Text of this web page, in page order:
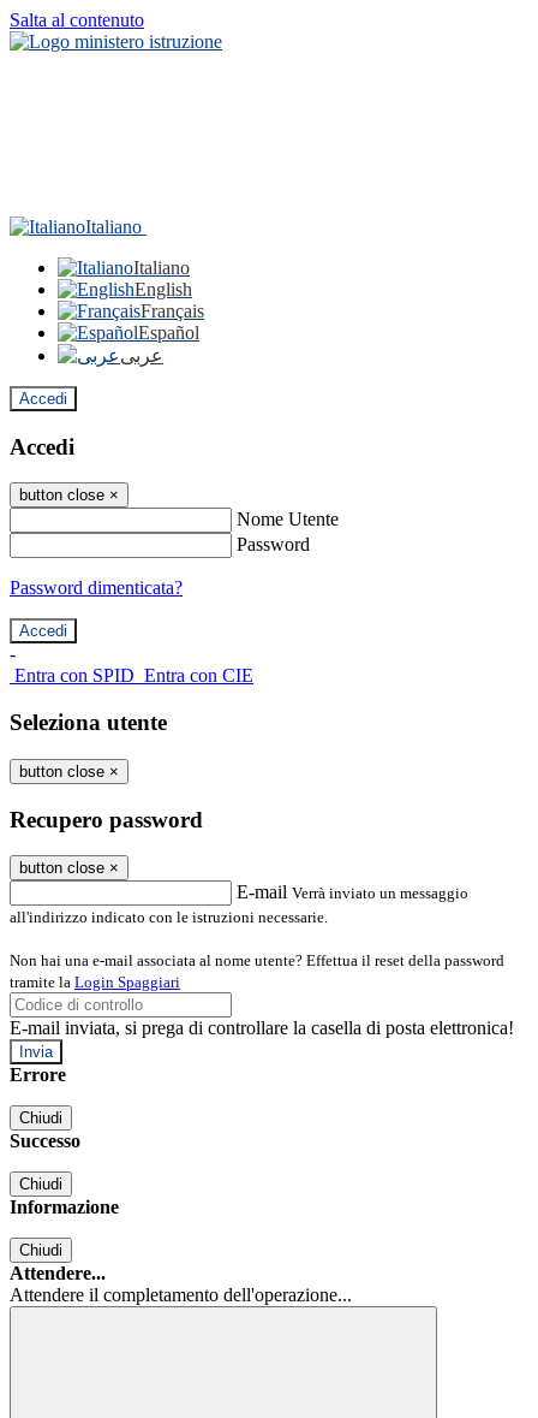
Salta al contenuto
Italiano
Italiano
English
Français
Español
عربى
Accedi
Accedi
button close ×
Nome Utente
Password
Password dimenticata?
-
Entra con SPID Entra con CIE
Seleziona utente
button close ×
Recupero password
button close ×
E-mail Verrà inviato un messaggio
all'indirizzo indicato con le istruzioni necessarie.
Non hai una e-mail associata al nome utente? Effettua il reset della password
tramite la Login Spaggiari
E-mail inviata, si prega di controllare la casella di posta elettronica!
Errore
Chiudi
Successo
Chiudi
Informazione
Chiudi
Attendere...
Attendere il completamento dell'operazione...